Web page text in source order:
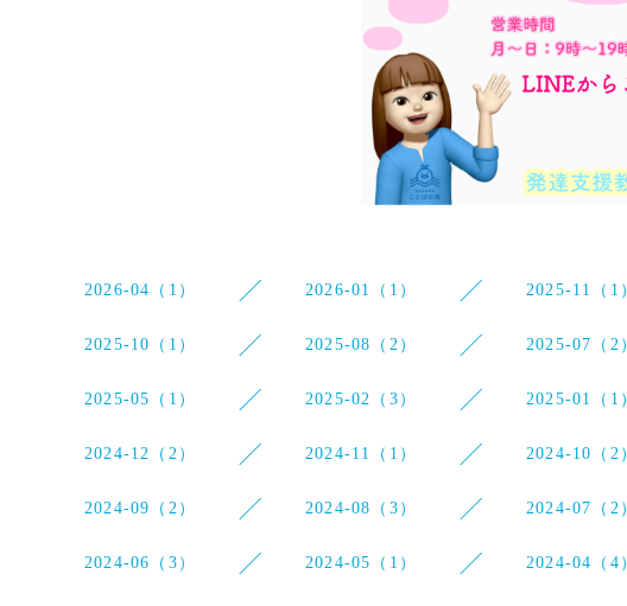
2026-04（1） 2026-01（1） 2025-11（1
2025-10（1） 2025-08（2） 2025-07（2
2025-05（1） 2025-02（3） 2025-01（1
2024-12（2） 2024-11（1） 2024-10（2
2024-09（2） 2024-08（3） 2024-07（2
2024-06（3） 2024-05（1） 2024-04（4